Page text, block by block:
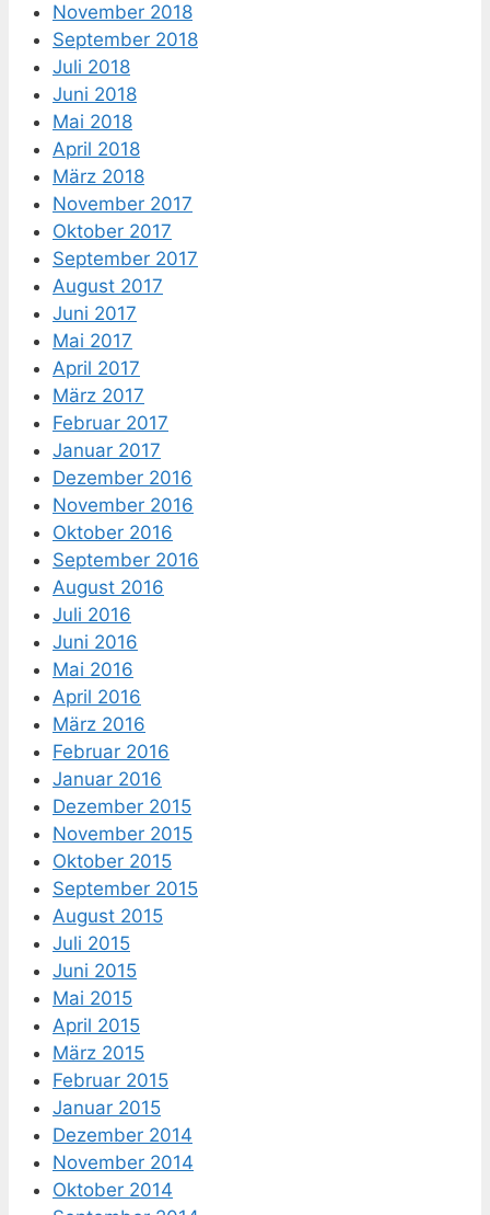
November 2018
September 2018
Juli 2018
Juni 2018
Mai 2018
April 2018
März 2018
November 2017
Oktober 2017
September 2017
August 2017
Juni 2017
Mai 2017
April 2017
März 2017
Februar 2017
Januar 2017
Dezember 2016
November 2016
Oktober 2016
September 2016
August 2016
Juli 2016
Juni 2016
Mai 2016
April 2016
März 2016
Februar 2016
Januar 2016
Dezember 2015
November 2015
Oktober 2015
September 2015
August 2015
Juli 2015
Juni 2015
Mai 2015
April 2015
März 2015
Februar 2015
Januar 2015
Dezember 2014
November 2014
Oktober 2014